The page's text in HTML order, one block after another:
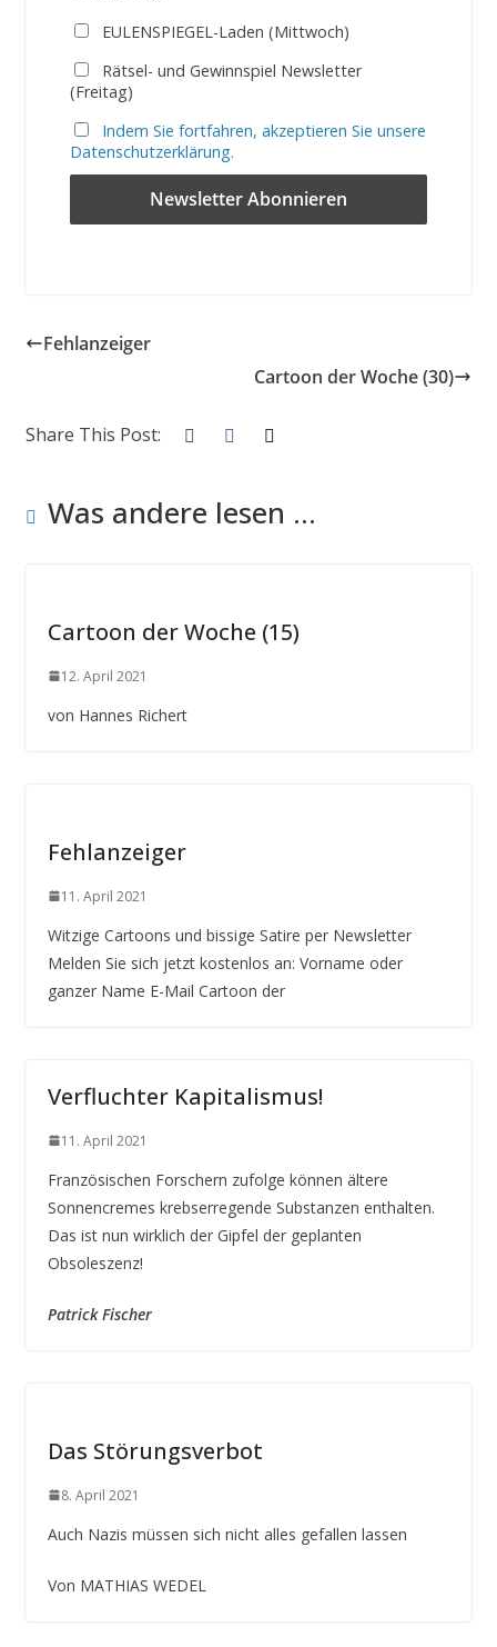
EULENSPIEGEL-Laden (Mittwoch)
Rätsel- und Gewinnspiel Newsletter
(Freitag)
Indem Sie fortfahren, akzeptieren Sie unsere
Datenschutzerklärung.
Fehlanzeiger
Cartoon der Woche (30)
Share This Post:
Was andere lesen ...
Cartoon der Woche (15)
12. April 2021
von Hannes Richert
Fehlanzeiger
11. April 2021
Witzige Cartoons und bissige Satire per Newsletter
Melden Sie sich jetzt kostenlos an: Vorname oder
ganzer Name E-Mail Cartoon der
Verfluchter Kapitalismus!
11. April 2021
Französischen Forschern zufolge können ältere
Sonnencremes krebserregende Substanzen enthalten.
Das ist nun wirklich der Gipfel der geplanten
Obsoleszenz!
Patrick Fischer
Das Störungsverbot
8. April 2021
Auch Nazis müssen sich nicht alles gefallen lassen
Von MATHIAS WEDEL